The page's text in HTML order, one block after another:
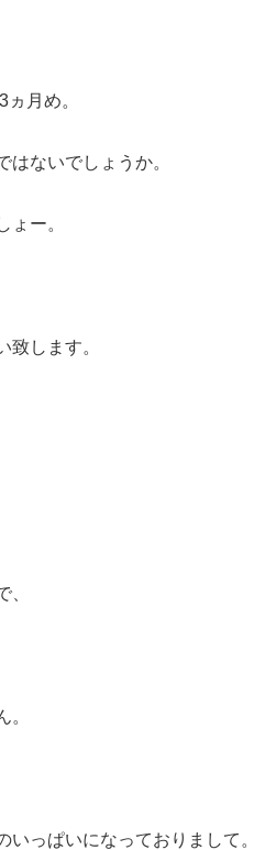
月め。
はないでしょうか。
ょー。
致します。
、
。
っぱいになっておりまして。